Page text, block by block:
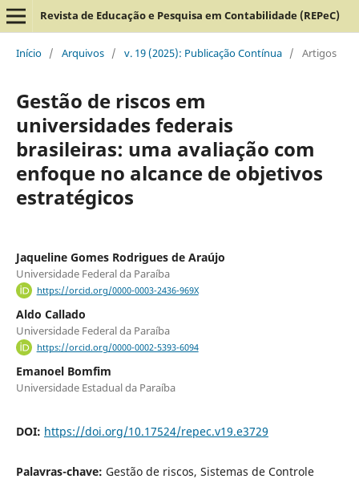
Revista de Educação e Pesquisa em Contabilidade (REPeC)
Início / Arquivos / v. 19 (2025): Publicação Contínua / Artigos
Gestão de riscos em
universidades federais
brasileiras: uma avaliação com
enfoque no alcance de objetivos
estratégicos
Jaqueline Gomes Rodrigues de Araújo
Universidade Federal da Paraíba
https://orcid.org/0000-0003-2436-969X
Aldo Callado
Universidade Federal da Paraíba
https://orcid.org/0000-0002-5393-6094
Emanoel Bomfim
Universidade Estadual da Paraíba
DOI: https://doi.org/10.17524/repec.v19.e3729
Palavras-chave: Gestão de riscos, Sistemas de Controle